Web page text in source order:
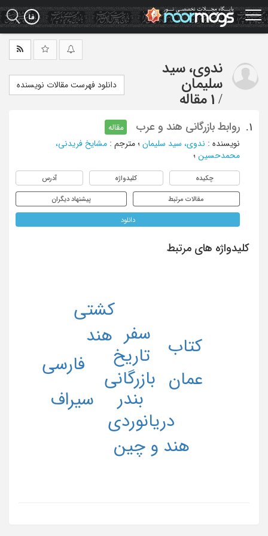
Skip
to
main
ندوی، سید
سلیمان
/ 1 مقاله
دانلود فهرست مقالات نویسنده
1. روابط بازرگانی هند و عرب
مقاله
نویسنده : ندوی، سید سلیمان ؛ مترجم : مشایخ فریدنی،
محمدحسین ؛
چکیده کلیدواژه آدرس
مقالات مرتبط پیشنهاد دیگران
دانلود
کلیدواژه های مرتبط
بازرگانی
بندر
تاریخ
دریانوردی
سفر
سیراف
عمان
فارسی
هند
هند و چین
کتاب
کشتی